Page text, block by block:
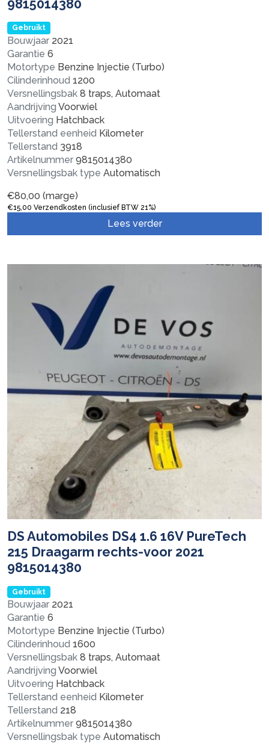
9815014380
Gebruikt
Bouwjaar 2021
Garantie 6
Motortype Benzine Injectie (Turbo)
Cilinderinhoud 1200
Versnellingsbak 8 traps, Automaat
Aandrijving Voorwiel
Uitvoering Hatchback
Tellerstand eenheid Kilometer
Tellerstand 3918
Artikelnummer 9815014380
Versnellingsbak type Automatisch
€80,00 (marge)
€15,00 Verzendkosten (inclusief BTW 21%)
Lees verder
DS Automobiles DS4 1.6 16V PureTech
215 Draagarm rechts-voor 2021
9815014380
Gebruikt
Bouwjaar 2021
Garantie 6
Motortype Benzine Injectie (Turbo)
Cilinderinhoud 1600
Versnellingsbak 8 traps, Automaat
Aandrijving Voorwiel
Uitvoering Hatchback
Tellerstand eenheid Kilometer
Tellerstand 218
Artikelnummer 9815014380
Versnellingsbak type Automatisch